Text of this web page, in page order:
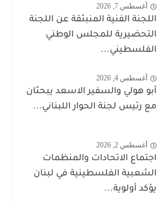
أغسطس 7, 2026
اللجنة الفنية المنبثقة عن اللجنة
التحضيرية للمجلس الوطني
الفلسطيني...
أغسطس 4, 2026
أبو هولي والسفير الاسعد يبحثان
مع رئيس لجنة الحوار اللبناني...
أغسطس 2, 2026
اجتماع الاتحادات والمنظمات
الشعبية الفلسطينية في لبنان
يؤكد أولوية...